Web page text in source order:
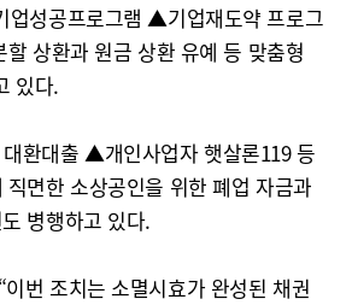
성공프로그램 ▲기업재도약 프로그
상환과 원금 상환 유예 등 맞춤형
있다.
환대출 ▲개인사업자 햇살론119 등
면한 소상공인을 위한 폐업 자금과
병행하고 있다.
번 조치는 소멸시효가 완성된 채권